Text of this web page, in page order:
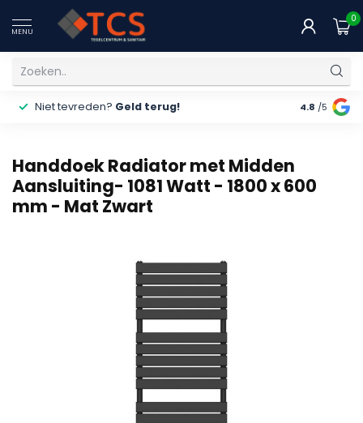
MENU
0
Niet tevreden? Geld terug! Gratis
4.8 /5
Handdoek Radiator met Midden
Aansluiting- 1081 Watt - 1800 x 600
mm - Mat Zwart